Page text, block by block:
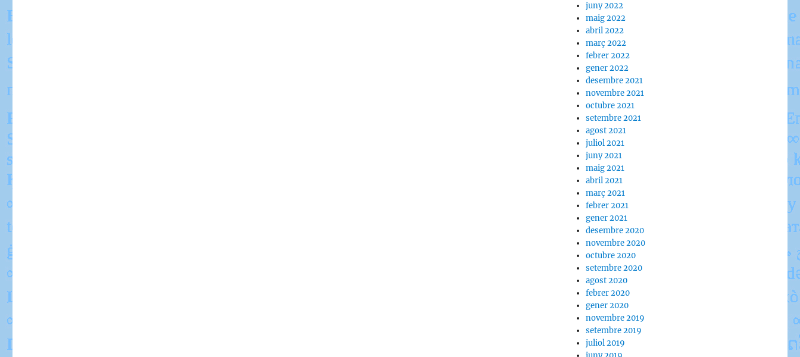
juny 2022
maig 2022
abril 2022
març 2022
febrer 2022
gener 2022
desembre 2021
novembre 2021
octubre 2021
setembre 2021
agost 2021
juliol 2021
juny 2021
maig 2021
abril 2021
març 2021
febrer 2021
gener 2021
desembre 2020
novembre 2020
octubre 2020
setembre 2020
agost 2020
febrer 2020
gener 2020
novembre 2019
setembre 2019
juliol 2019